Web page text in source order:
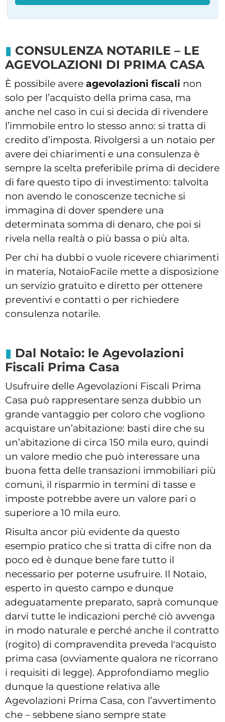
CONSULENZA NOTARILE – LE
AGEVOLAZIONI DI PRIMA CASA
È possibile avere agevolazioni fiscali non
solo per l’acquisto della prima casa, ma
anche nel caso in cui si decida di rivendere
l’immobile entro lo stesso anno: si tratta di
credito d’imposta. Rivolgersi a un notaio per
avere dei chiarimenti e una consulenza è
sempre la scelta preferibile prima di decidere
di fare questo tipo di investimento: talvolta
non avendo le conoscenze tecniche si
immagina di dover spendere una
determinata somma di denaro, che poi si
rivela nella realtà o più bassa o più alta.
Per chi ha dubbi o vuole ricevere chiarimenti
in materia, NotaioFacile mette a disposizione
un servizio gratuito e diretto per ottenere
preventivi e contatti o per richiedere
consulenza notarile.
Dal Notaio: le Agevolazioni
Fiscali Prima Casa
Usufruire delle Agevolazioni Fiscali Prima
Casa può rappresentare senza dubbio un
grande vantaggio per coloro che vogliono
acquistare un’abitazione: basti dire che su
un’abitazione di circa 150 mila euro, quindi
un valore medio che può interessare una
buona fetta delle transazioni immobiliari più
comuni, il risparmio in termini di tasse e
imposte potrebbe avere un valore pari o
superiore a 10 mila euro.
Risulta ancor più evidente da questo
esempio pratico che si tratta di cifre non da
poco ed è dunque bene fare tutto il
necessario per poterne usufruire. Il Notaio,
esperto in questo campo e dunque
adeguatamente preparato, saprà comunque
darvi tutte le indicazioni perché ciò avvenga
in modo naturale e perché anche il contratto
(rogito) di compravendita preveda l'acquisto
prima casa (ovviamente qualora ne ricorrano
i requisiti di legge). Approfondiamo meglio
dunque la questione relativa alle
Agevolazioni Prima Casa, con l’avvertimento
che – sebbene siano sempre state